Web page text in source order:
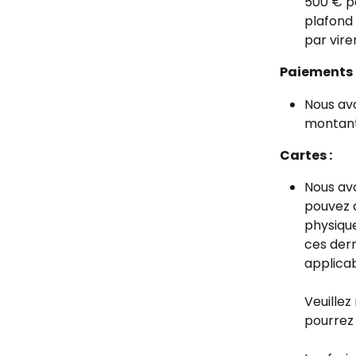
plafond
par
Nous
Cartes :
Nous
pouvez
ces